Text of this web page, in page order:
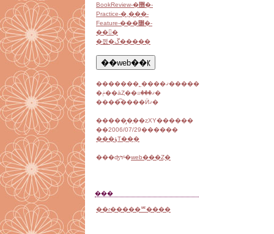
BookReview-�޽�-
Practice-�¸���-
Feature-���߼�-
��󥯽�
�졦�ڱ�����
�������˾����ޤ�����
�ݥ��äȤ��ꤤ���ޤ�
�����͡���Ӥޤ�
������̡֥��ȥХΥ������
��2006/07/29������
���ؤΤ��ֻ�
���ʤߤˢ�web���Ȥ�
���
��ɾ�����ꥲ����